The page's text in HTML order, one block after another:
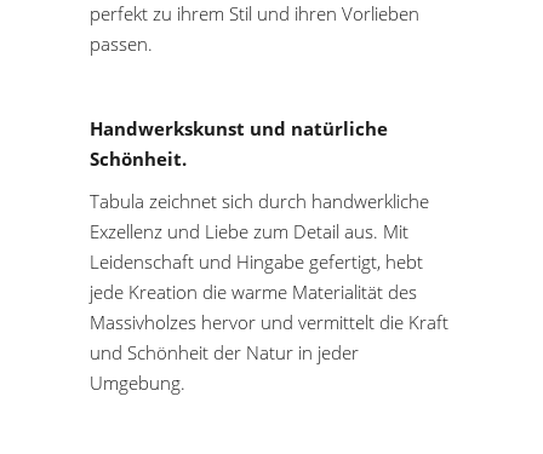
perfekt zu ihrem Stil und ihren Vorlieben
passen.
Handwerkskunst und natürliche
Schönheit.
Tabula zeichnet sich durch handwerkliche
Exzellenz und Liebe zum Detail aus. Mit
Leidenschaft und Hingabe gefertigt, hebt
jede Kreation die warme Materialität des
Massivholzes hervor und vermittelt die Kraft
und Schönheit der Natur in jeder
Umgebung.